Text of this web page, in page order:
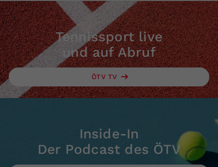
Tennissport live
und auf Abruf
ÖTV TV
Inside-In
Der Podcast des ÖTV